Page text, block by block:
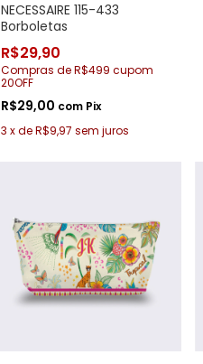
NECESSAIRE 115-433
Borboletas
R$29,90
Compras de R$499 cupom
20OFF
R$29,00 com Pix
3 xdeR$9,97 sem juros